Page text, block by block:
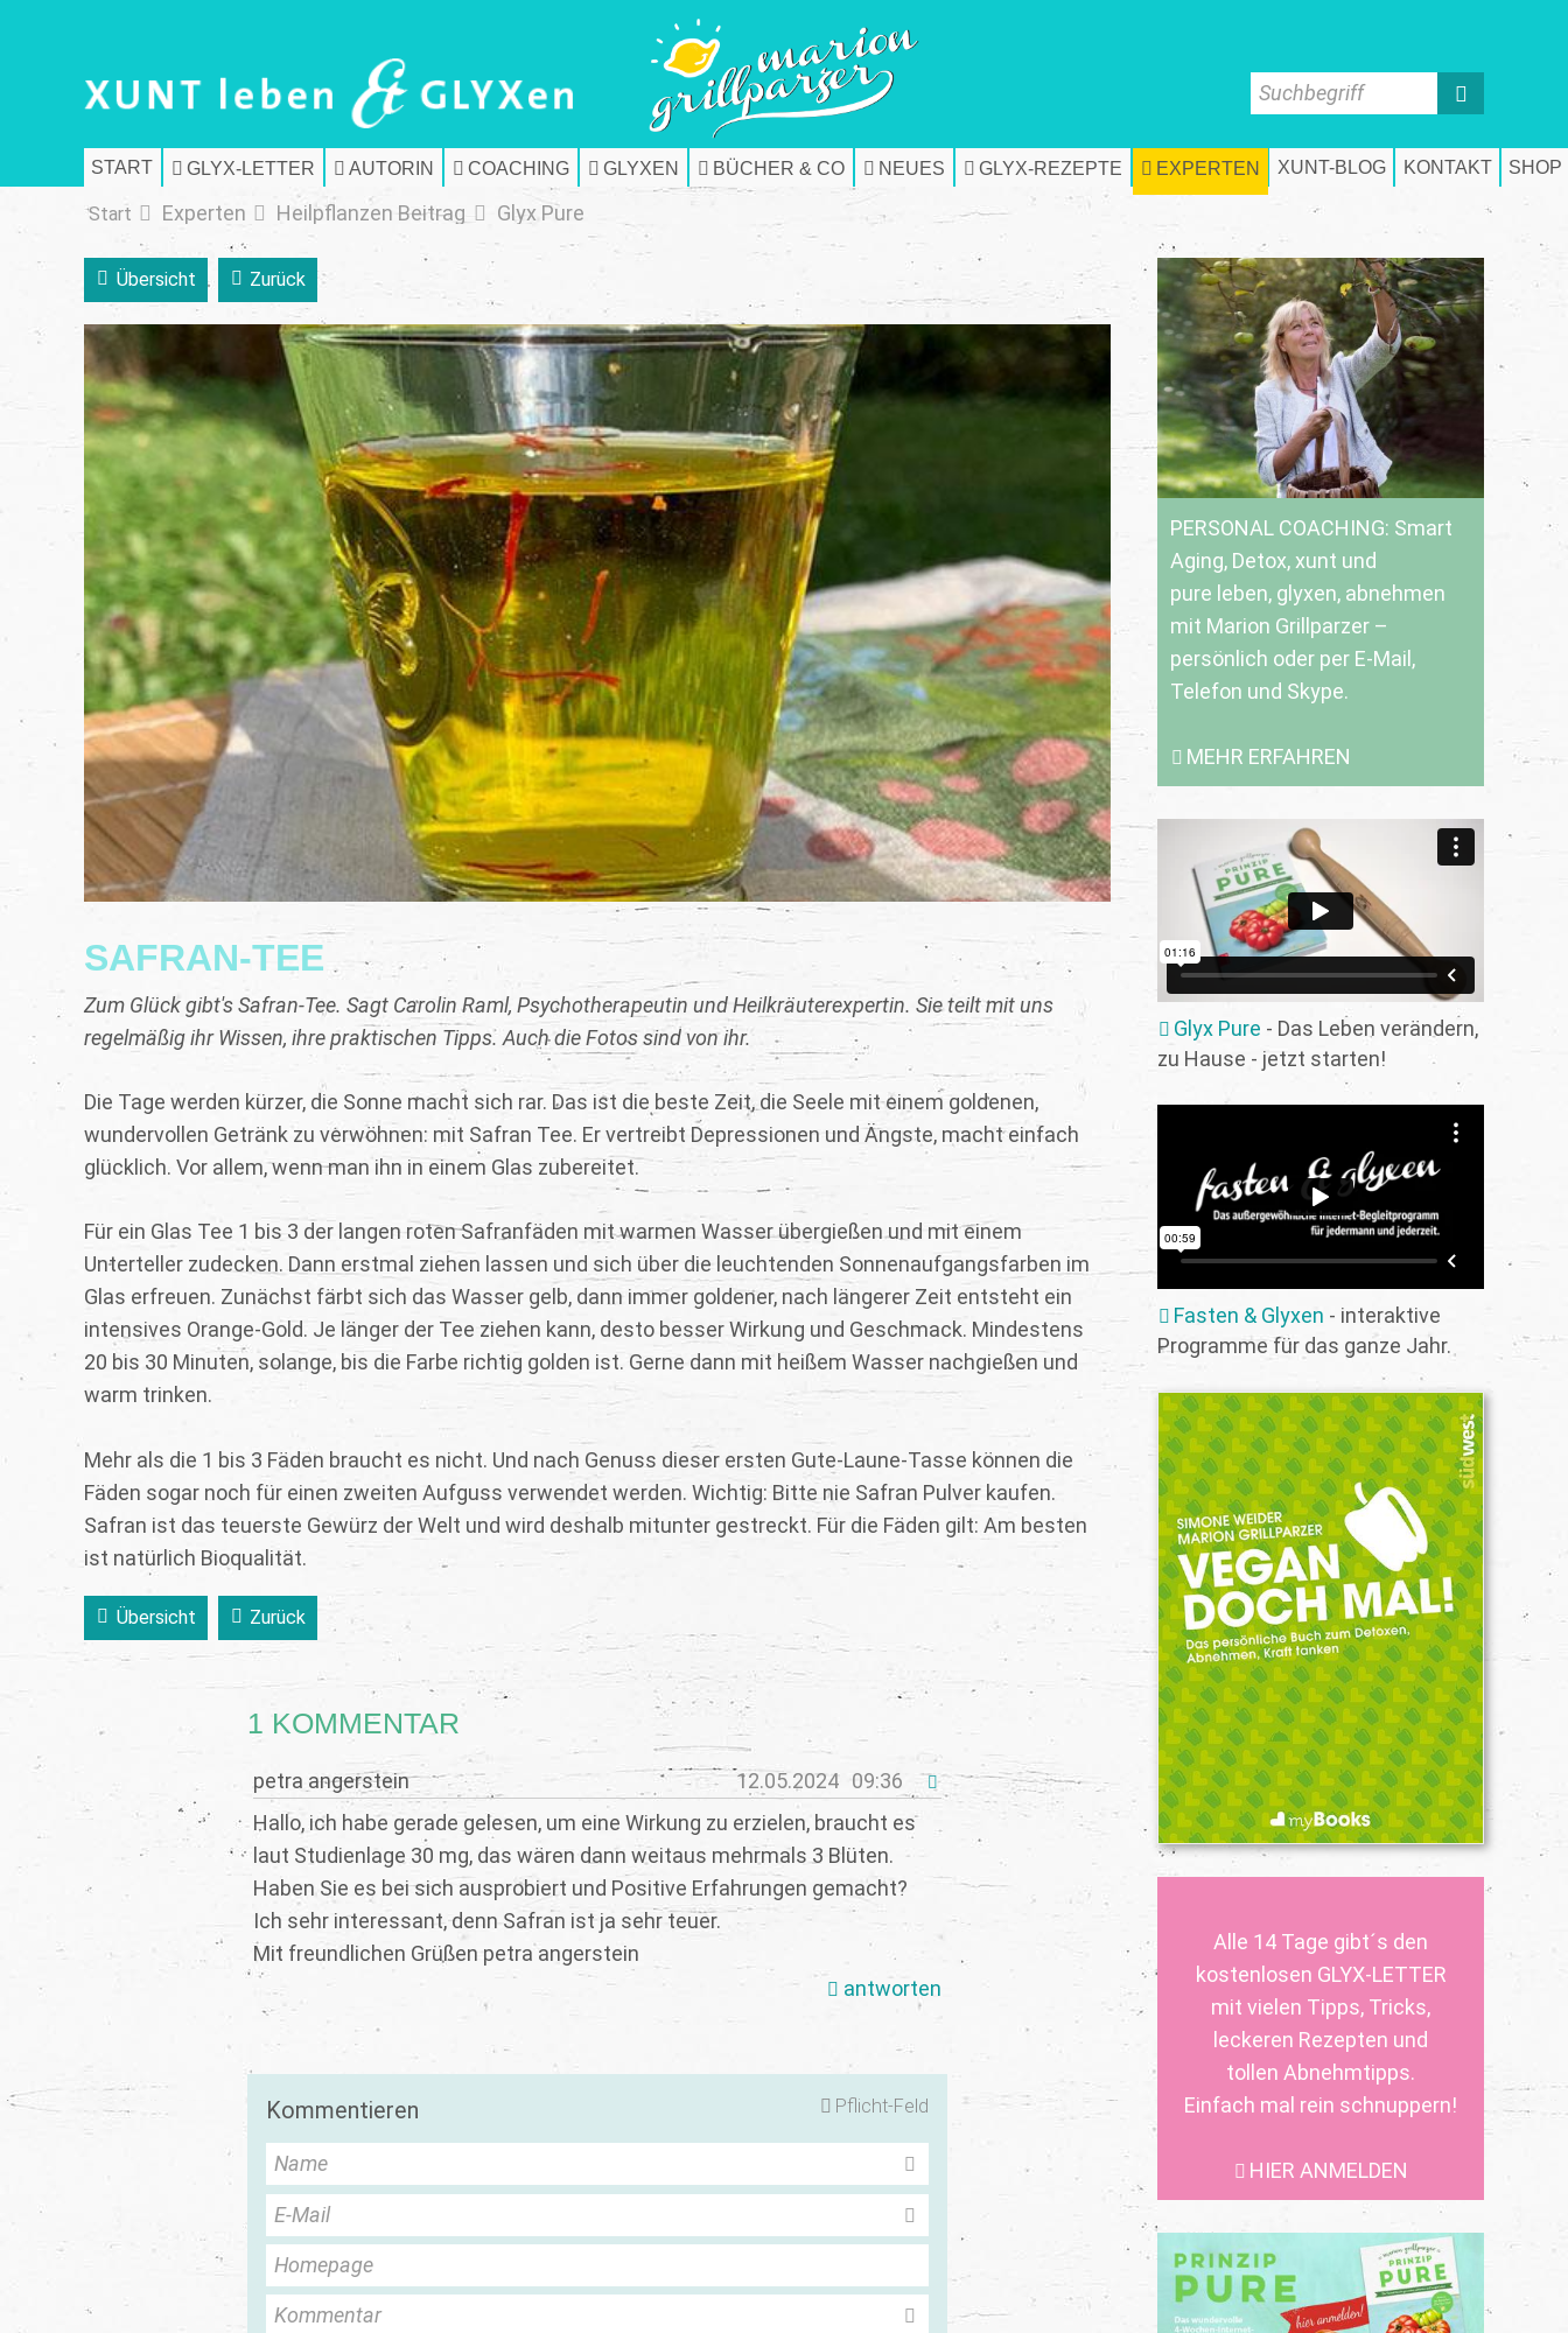
START GLYX-LETTER AUTORIN COACHING GLYXEN BÜCHER & CO NEUES GLYX-REZEPTE EXPERTEN XUNT-BLOG KONTAKT SHOP
Suchbegriff
Start Experten Heilpflanzen Beitrag Glyx Pure
PERSONAL COACHING: Smart
Aging, Detox, xunt und
pure leben, glyxen, abnehmen
mit Marion Grillparzer –
persönlich oder per E-Mail,
Telefon und Skype.
MEHR ERFAHREN
Glyx Pure - Das Leben verändern,
zu Hause - jetzt starten!
Fasten & Glyxen - interaktive
Programme für das ganze Jahr.
Alle 14 Tage gibt´s den
kostenlosen GLYX-LETTER
mit vielen Tipps, Tricks,
leckeren Rezepten und
tollen Abnehmtipps.
Einfach mal rein schnuppern!
HIER ANMELDEN
Übersicht Zurück
SAFRAN-TEE
Zum Glück gibt's Safran-Tee. Sagt Carolin Raml, Psychotherapeutin und Heilkräuterexpertin. Sie teilt mit uns
regelmäßig ihr Wissen, ihre praktischen Tipps. Auch die Fotos sind von ihr.
Die Tage werden kürzer, die Sonne macht sich rar. Das ist die beste Zeit, die Seele mit einem goldenen,
wundervollen Getränk zu verwöhnen: mit Safran Tee. Er vertreibt Depressionen und Ängste, macht einfach
glücklich. Vor allem, wenn man ihn in einem Glas zubereitet.
Für ein Glas Tee 1 bis 3 der langen roten Safranfäden mit warmen Wasser übergießen und mit einem
Unterteller zudecken. Dann erstmal ziehen lassen und sich über die leuchtenden Sonnenaufgangsfarben im
Glas erfreuen. Zunächst färbt sich das Wasser gelb, dann immer goldener, nach längerer Zeit entsteht ein
intensives Orange-Gold. Je länger der Tee ziehen kann, desto besser Wirkung und Geschmack. Mindestens
20 bis 30 Minuten, solange, bis die Farbe richtig golden ist. Gerne dann mit heißem Wasser nachgießen und
warm trinken.
Mehr als die 1 bis 3 Fäden braucht es nicht. Und nach Genuss dieser ersten Gute-Laune-Tasse können die
Fäden sogar noch für einen zweiten Aufguss verwendet werden. Wichtig: Bitte nie Safran Pulver kaufen.
Safran ist das teuerste Gewürz der Welt und wird deshalb mitunter gestreckt. Für die Fäden gilt: Am besten
ist natürlich Bioqualität.
Übersicht Zurück
1 KOMMENTAR
petra angerstein 12.05.2024 09:36
Hallo, ich habe gerade gelesen, um eine Wirkung zu erzielen, braucht es
laut Studienlage 30 mg, das wären dann weitaus mehrmals 3 Blüten.
Haben Sie es bei sich ausprobiert und Positive Erfahrungen gemacht?
Ich sehr interessant, denn Safran ist ja sehr teuer.
Mit freundlichen Grüßen petra angerstein
antworten
Pflicht-Feld
Kommentieren
Name
E-Mail
Homepage
Kommentar